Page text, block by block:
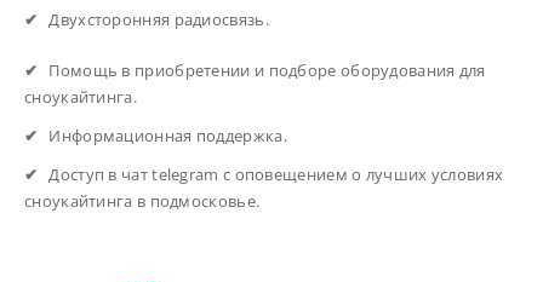
Двухсторонняя радиосвязь.
Помощь в приобретении и подборе оборудования для
сноукайтинга.
Информационная поддержка.
Доступ в чат telegram с оповещением о лучших условиях
сноукайтинга в подмосковье.